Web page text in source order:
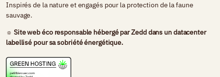
Inspirés de la nature et engagés pour la protection de la faune
sauvage.
☼ Site web éco responsable hébergé parZedddans un datacenter
labellisé pour sa sobriété énergétique.